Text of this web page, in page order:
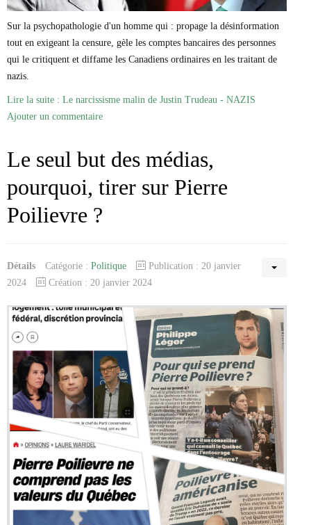
Sur la psychopathologie d'un homme qui : propage la désinformation
tout en exigeant la censure, gèle les comptes bancaires des personnes
qui le critiquent et diffame les Canadiens ordinaires en les traitant de
nazis.
Lire la suite : Le narcissisme malin de Justin Trudeau - NAZIS
Ajouter un commentaire
Le seul but des médias,
pourquoi, tirer sur Pierre
Poilievre ?
Détails Catégorie : Politique
Publication : 20 janvier
2024
Création : 20 janvier 2024